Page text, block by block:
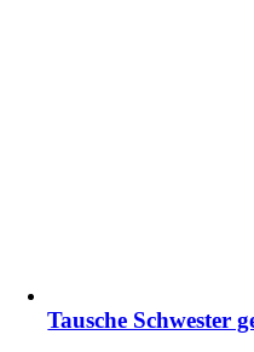
Tausche Schwester